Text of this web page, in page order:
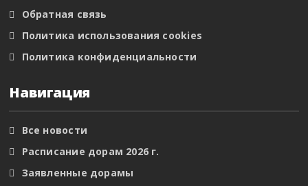
Обратная связь
Политика использования cookies
Политика конфиденциальности
Навигация
Все новости
Расписание дорам 2026 г.
Заявленные дорамы